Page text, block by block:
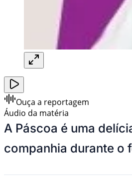
Ouça a reportagem
Áudio da matéria
A Páscoa é uma
companhia durante o